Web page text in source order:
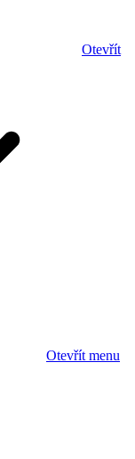
Otevřít
Otevřít menu